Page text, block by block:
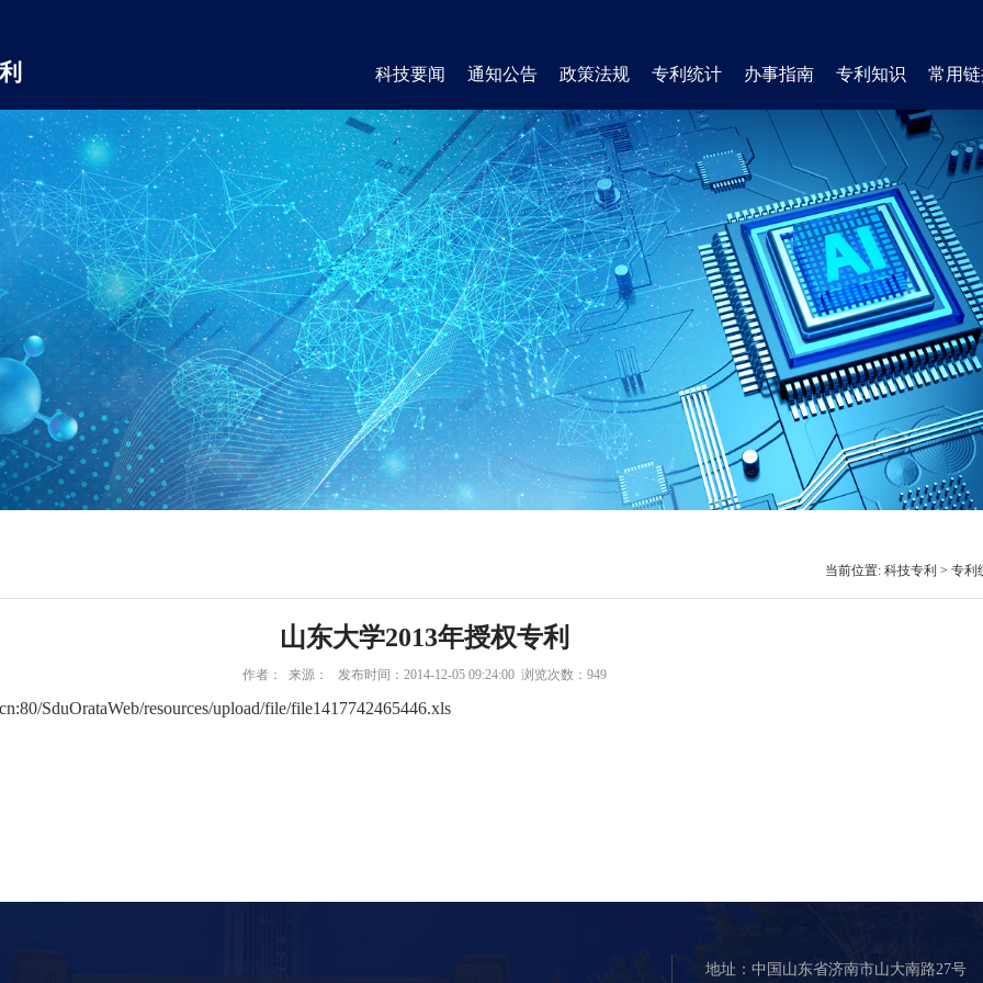
科技要闻 通知公告 政策法规 专利统计 办事指南 专利知识 常用
当前位置: 科技专利 > 专利
山东大学2013年授权专利
作者： 来源： 发布时间：2014-12-05 09:24:00 浏览次数： 949
SduOrataWeb/resources/upload/file/file1417742465446.xls
地址：中国山东省济南市山大南路27号